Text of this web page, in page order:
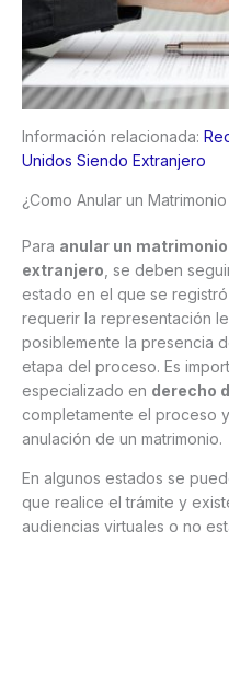
Información relacionada:
Unidos Siendo Extranjero
¿Como Anular un
Para anular un
extranjero , se deben
estado en el que se
requerir la representación
posiblemente la presencia
etapa del proceso. Es
especializado en derecho
completamente el proceso
anulación de un matrimonio.
En algunos estados se
que realice el trámite y
audiencias virtuales o no